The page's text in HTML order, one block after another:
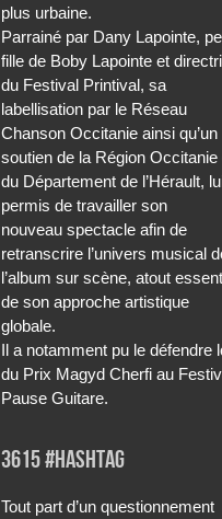
plus urbaine.
Parrainé par Dany Lapointe,
fille de Boby Lapointe et
du Festival Printival, sa
labellisation par le Réseau
Chanson Occitanie ainsi qu’un
soutien de la Région Occitanie
du Département de l’Hérault,
permis de travailler son
nouveau spectacle afin de
retranscrire l’univers musical
l’album sur scène, atout
de son approche artistique
globale.
Il a notamment pu le défendre
du Prix Magyd Cherfi au
Pause Guitare.
3615 #Hashtag
Tout part d’un questionnement